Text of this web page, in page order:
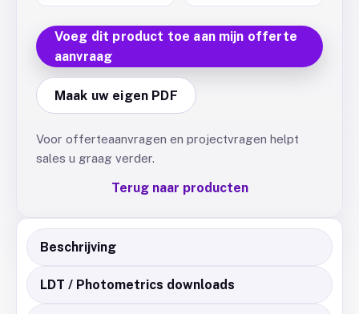
Voeg dit product toe aan mijn offerte
aanvraag
Maak uw eigen PDF
Voor offerteaanvragen en projectvragen helpt
sales u graag verder.
Terug naar producten
Beschrijving
LDT / Photometrics downloads